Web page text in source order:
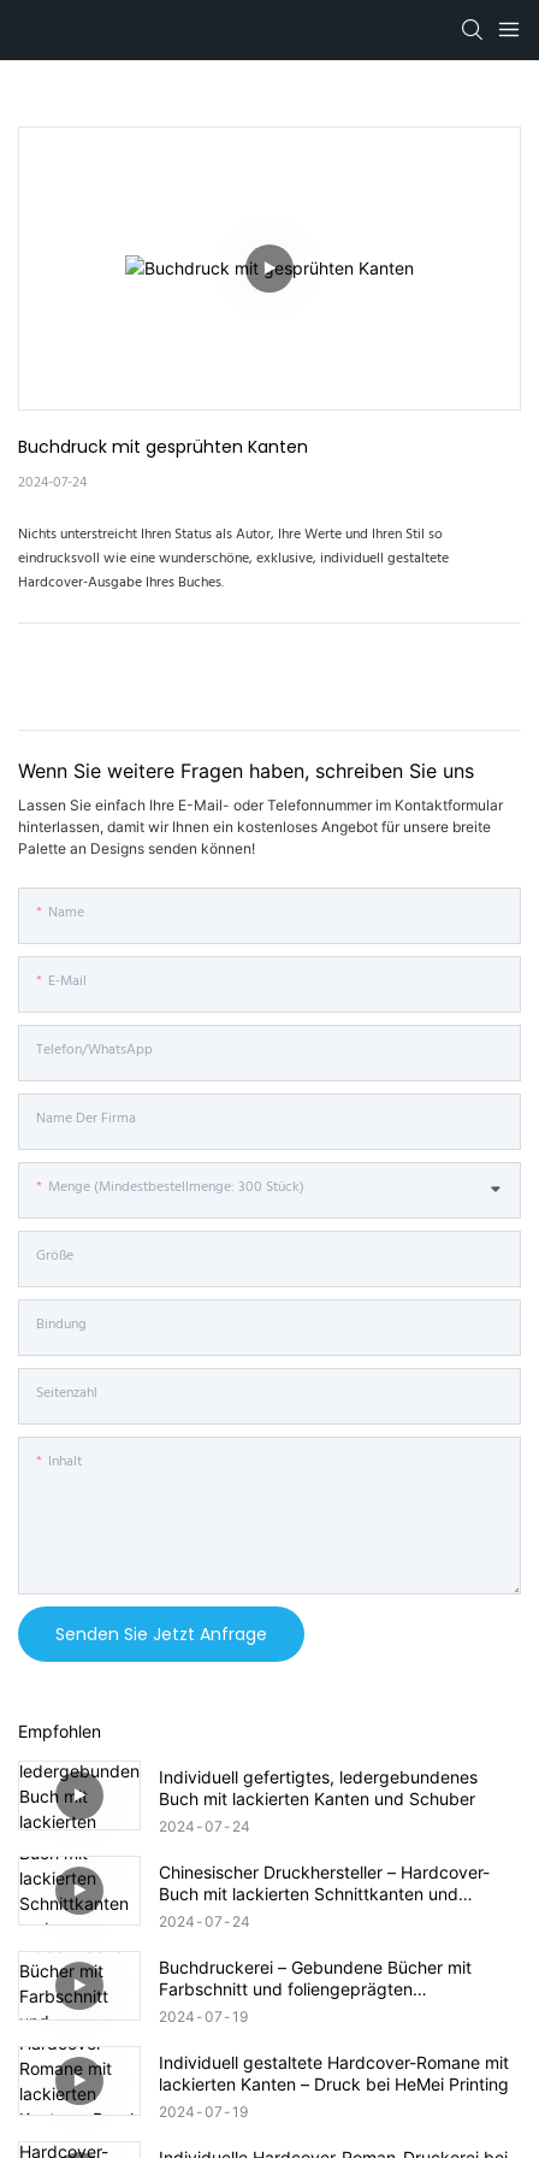
Buchdruck mit gesprühten Kanten
2024-07-24
Nichts unterstreicht Ihren Status als Autor, Ihre Werte und Ihren Stil so
eindrucksvoll wie eine wunderschöne, exklusive, individuell gestaltete
Hardcover-Ausgabe Ihres Buches.
Wenn Sie weitere Fragen haben, schreiben Sie uns
Lassen Sie einfach Ihre E-Mail- oder Telefonnummer im Kontaktformular
hinterlassen, damit wir Ihnen ein kostenloses Angebot für unsere breite
Palette an Designs senden können!
Name
E-Mail
Telefon/WhatsApp
Name Der Firma
Menge (Mindestbestellmenge: 300 Stück)
Größe
Bindung
Seitenzahl
Inhalt
Senden Sie Jetzt Anfrage
Empfohlen
Individuell gefertigtes, ledergebundenes
Buch mit lackierten Kanten und Schuber
2024 07 24
Chinesischer Druckhersteller – Hardcover-
Buch mit lackierten Schnittkanten und
Folienprägung auf dem Schutzumschlag
2024 07 24
Buchdruckerei – Gebundene Bücher mit
Farbschnitt und foliengeprägten
Schutzumschlägen
2024 07 19
Individuell gestaltete Hardcover-Romane mit
lackierten Kanten – Druck bei HeMei Printing
2024 07 19